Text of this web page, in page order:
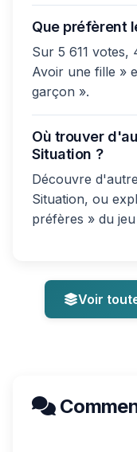
Que préfèrent
Sur 5 611 votes,
Avoir une fille »
garçon ».
Où trouver
Situation ?
Découvre
Situation, ou
préfères » du
Voir